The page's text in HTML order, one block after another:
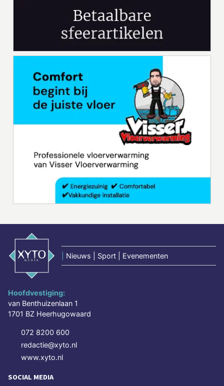
Nieuws | Sport | Evenementen
Hoofdvestiging:
van Benthuizenlaan 1
1701 BZ Heerhugowaard
072 8200 600
redactie@xyto.nl
www.xyto.nl
SOCIAL MEDIA